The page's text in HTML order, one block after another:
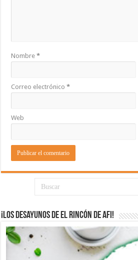
Nombre*
Correo electrónico*
Web
¡Los desayunos de El Rincón de Afi!